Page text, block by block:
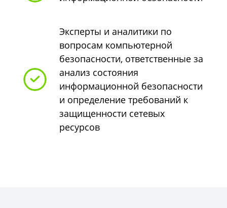
Эксперты и аналитики по
вопросам компьютерной
безопасности, ответственные за
анализ состояния
информационной безопасности
и определение требований к
защищенности сетевых
ресурсов